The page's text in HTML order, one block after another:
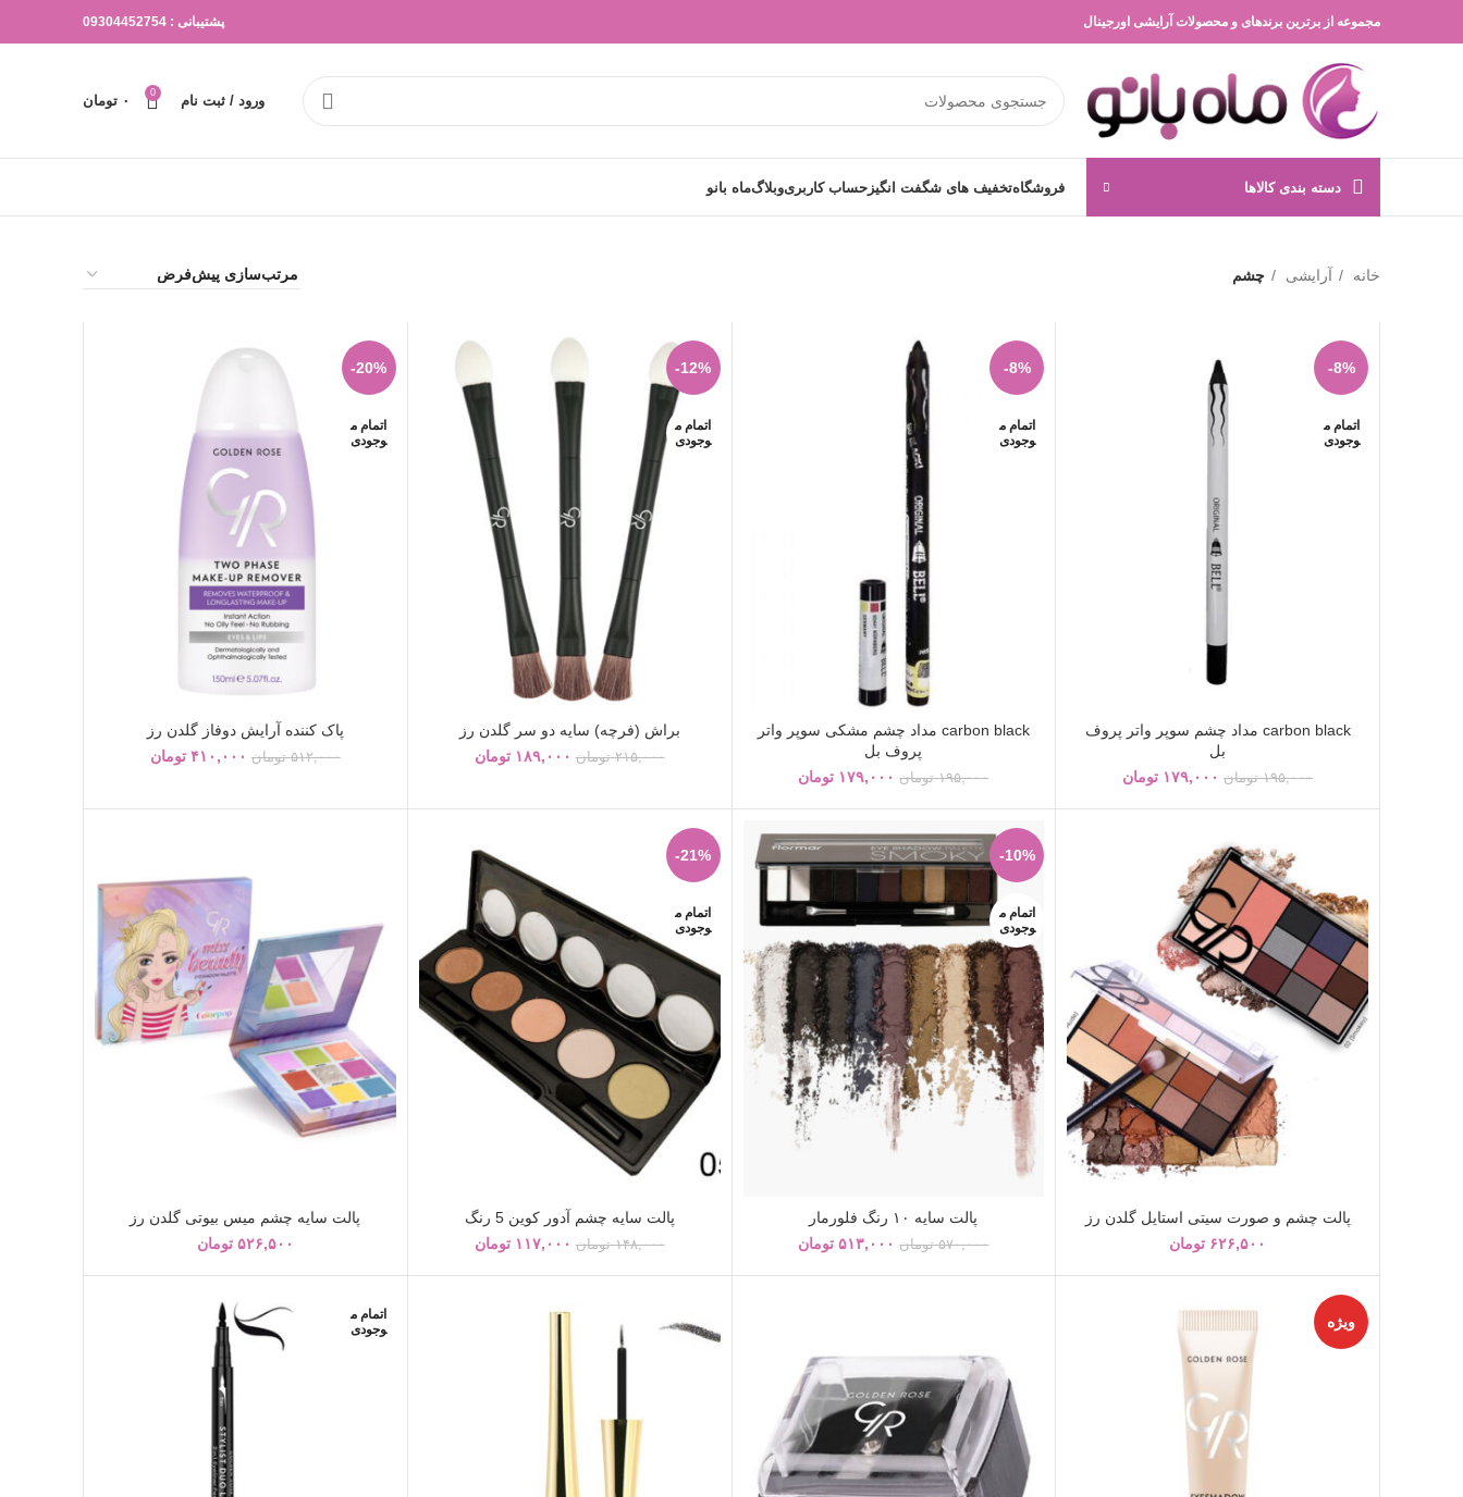
مجموعه از برترین برندهای و محصولات آرایشی اورجینال پشتیبانی : 09304452754
ورود / ثبت نام
0
۰ تومان
دسته بندی کالاها فروشگاهتخفیف های شگفت انگیز حساب کاربریوبلاگماه بانو
خانه آرایشی چشم
-8%
اتمام م
وجودی
carbon black مداد چشم سوپر واتر پروف
بل
۱۹۵,۰۰۰ تومان ۱۷۹,۰۰۰ تومان
-8%
اتمام م
وجودی
carbon black مداد چشم مشکی سوپر واتر
پروف بل
۱۹۵,۰۰۰ تومان ۱۷۹,۰۰۰ تومان
-12%
اتمام م
وجودی
براش (فرچه) سایه دو سر گلدن رز
۲۱۵,۰۰۰ تومان ۱۸۹,۰۰۰ تومان
-20%
اتمام م
وجودی
پاک کننده آرایش دوفاز گلدن رز
۵۱۲,۰۰۰ تومان ۴۱۰,۰۰۰ تومان
پالت چشم و صورت سیتی استایل گلدن رز
۶۲۶,۵۰۰ تومان
-10%
اتمام م
وجودی
پالت سایه ۱۰ رنگ فلورمار
۵۷۰,۰۰۰ تومان ۵۱۳,۰۰۰ تومان
-21%
اتمام م
وجودی
پالت سایه چشم آدور کوین 5 رنگ
۱۴۸,۰۰۰ تومان ۱۱۷,۰۰۰ تومان
پالت سایه چشم میس بیوتی گلدن رز
۵۲۶,۵۰۰ تومان
ویژه
اتمام م
وجودی